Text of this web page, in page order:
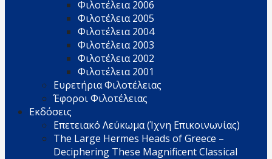
Φιλοτέλεια 2006
Φιλοτέλεια 2005
Φιλοτέλεια 2004
Φιλοτέλεια 2003
Φιλοτέλεια 2002
Φιλοτέλεια 2001
Ευρετήρια Φιλοτέλειας
Έφοροι Φιλοτέλειας
Εκδόσεις
Επετειακό Λεύκωμα (Ίχνη Επικοινωνίας)
The Large Hermes Heads of Greece –
Deciphering These Magnificent Classical